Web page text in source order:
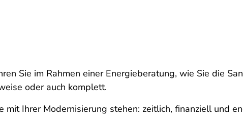
Sie im Rahmen einer Energieberatung, wie Sie die
oder auch komplett.
Ihrer Modernisierung stehen: zeitlich, finanziell und